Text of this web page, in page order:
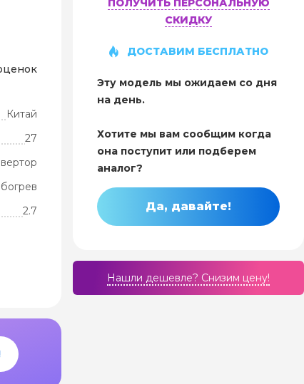
Китай
27
2.7
ПОЛУЧИТЬ ПЕРСОНАЛЬНУЮ
СКИДКУ
ДОСТАВИМ БЕСПЛАТНО
Эту модель мы ожидаем со дня
на день.
Хотите мы вам сообщим когда
она поступит или подберем
аналог?
Да, давайте!
Нашли дешевле? Cнизим цену!